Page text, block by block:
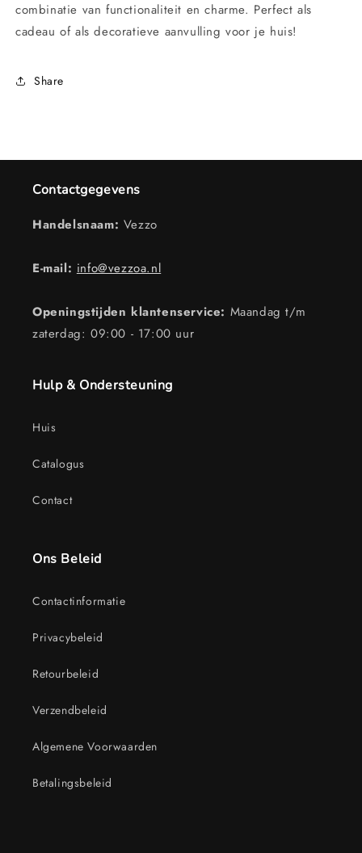
combinatie van functionaliteit en charme. Perfect als
cadeau of als decoratieve aanvulling voor je huis!
Share
Contactgegevens
Handelsnaam: Vezzo
E-mail: info@vezzoa.nl
Openingstijden klantenservice: Maandag t/m
zaterdag: 09:00 - 17:00 uur
Hulp & Ondersteuning
Huis
Catalogus
Contact
Ons Beleid
Contactinformatie
Privacybeleid
Retourbeleid
Verzendbeleid
Algemene Voorwaarden
Betalingsbeleid